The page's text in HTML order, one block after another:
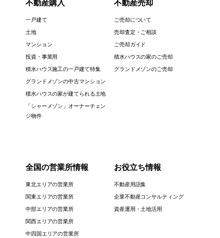
不動産購入
一戸建て
土地
マンション
投資・事業用
積水ハウス施工の一戸建て特集
グランドメゾンの中古マンション
積水ハウスの家が建てられる土地
「シャーメゾン」オーナーチェン
ジ物件
不動産売却
ご売却について
売却査定・ご相談
ご売却ガイド
積水ハウスの家のご売却
グランドメゾンのご売却
全国の営業所情報
東北エリアの営業所
関東エリアの営業所
中部エリアの営業所
関西エリアの営業所
中四国エリアの営業所
お役立ち情報
不動産用語集
企業不動産コンサルティング
資産運用・土地活用